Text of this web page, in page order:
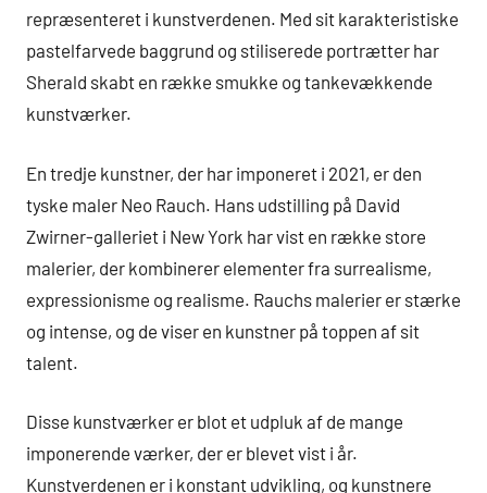
repræsenteret i kunstverdenen. Med sit karakteristiske
pastelfarvede baggrund og stiliserede portrætter har
Sherald skabt en række smukke og tankevækkende
kunstværker.
En tredje kunstner, der har imponeret i 2021, er den
tyske maler Neo Rauch. Hans udstilling på David
Zwirner-galleriet i New York har vist en række store
malerier, der kombinerer elementer fra surrealisme,
expressionisme og realisme. Rauchs malerier er stærke
og intense, og de viser en kunstner på toppen af sit
talent.
Disse kunstværker er blot et udpluk af de mange
imponerende værker, der er blevet vist i år.
Kunstverdenen er i konstant udvikling, og kunstnere